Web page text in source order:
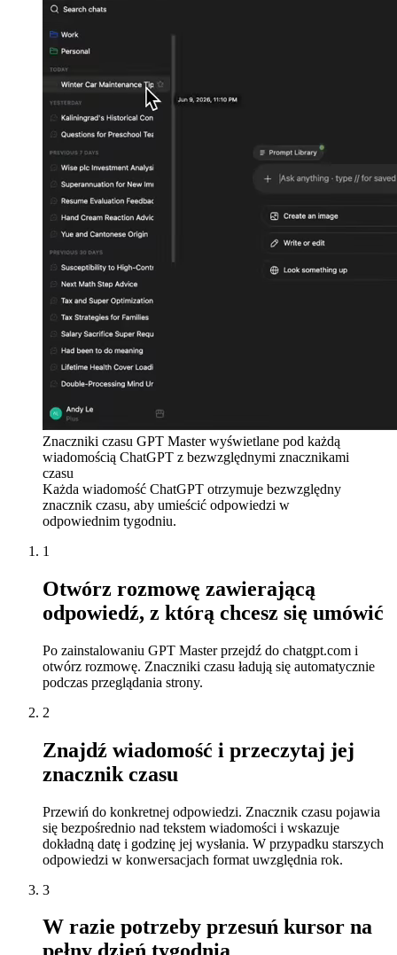
Znaczniki czasu GPT Master wyświetlane pod każdą
wiadomością ChatGPT z bezwzględnymi znacznikami
czasu
Każda wiadomość ChatGPT otrzymuje bezwzględny
znacznik czasu, aby umieścić odpowiedzi w
odpowiednim tygodniu.
1
Otwórz rozmowę zawierającą
odpowiedź, z którą chcesz się umówić
Po zainstalowaniu GPT Master przejdź do chatgpt.com i
otwórz rozmowę. Znaczniki czasu ładują się automatycznie
podczas przeglądania strony.
2
Znajdź wiadomość i przeczytaj jej
znacznik czasu
Przewiń do konkretnej odpowiedzi. Znacznik czasu pojawia
się bezpośrednio nad tekstem wiadomości i wskazuje
dokładną datę i godzinę jej wysłania. W przypadku starszych
odpowiedzi w konwersacjach format uwzględnia rok.
3
W razie potrzeby przesuń kursor na